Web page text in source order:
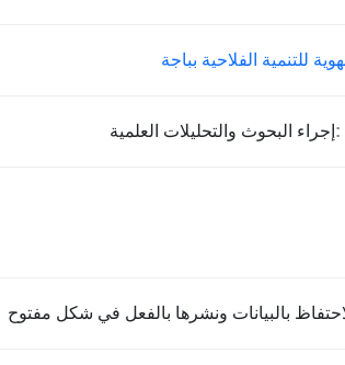
للتنمية الفلاحية بباجة
: إجراء البحوث والتحليلات العلمية
بالبيانات ونشرها بالفعل في شكل مفتوح